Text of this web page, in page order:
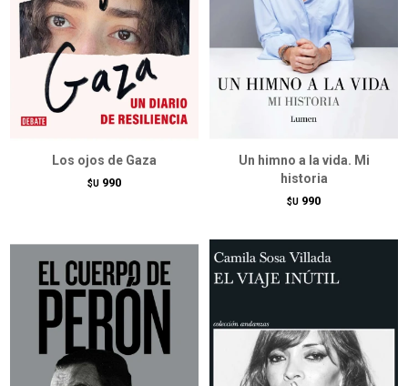
Los ojos de Gaza
$U 990
Un himno a la vida. Mi
historia
$U 990